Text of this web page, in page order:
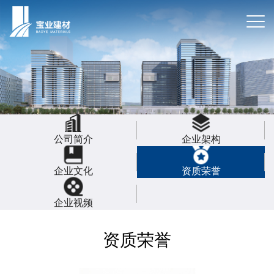
公司简介 企业架构
企业文化 资质荣誉
企业视频
资质荣誉